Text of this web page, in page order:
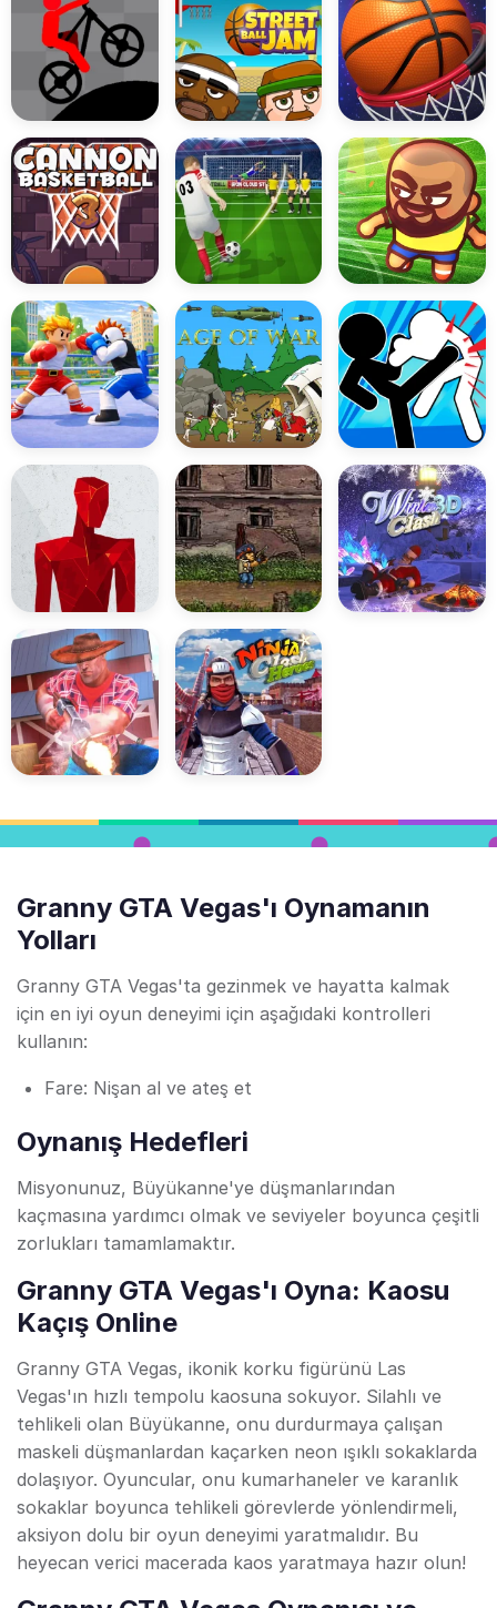
Granny GTA Vegas'ı Oynamanın
Yolları
Granny GTA Vegas'ta gezinmek ve hayatta kalmak
için en iyi oyun deneyimi için aşağıdaki kontrolleri
kullanın:
Fare: Nişan al ve ateş et
Oynanış Hedefleri
Misyonunuz, Büyükanne'ye düşmanlarından
kaçmasına yardımcı olmak ve seviyeler boyunca çeşitli
zorlukları tamamlamaktır.
Granny GTA Vegas'ı Oyna: Kaosu
Kaçış Online
Granny GTA Vegas, ikonik korku figürünü Las
Vegas'ın hızlı tempolu kaosuna sokuyor. Silahlı ve
tehlikeli olan Büyükanne, onu durdurmaya çalışan
maskeli düşmanlardan kaçarken neon ışıklı sokaklarda
dolaşıyor. Oyuncular, onu kumarhaneler ve karanlık
sokaklar boyunca tehlikeli görevlerde yönlendirmeli,
aksiyon dolu bir oyun deneyimi yaratmalıdır. Bu
heyecan verici macerada kaos yaratmaya hazır olun!